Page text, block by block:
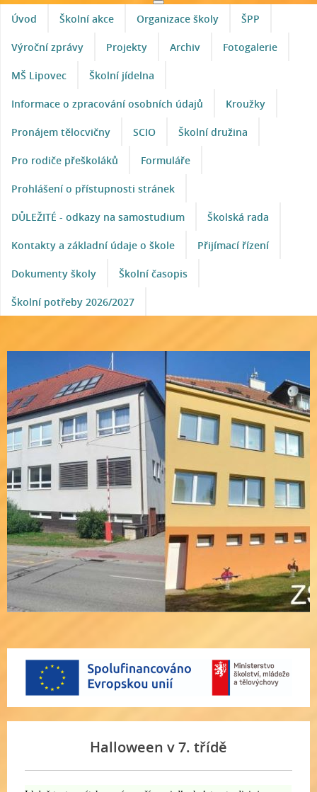
Úvod Školní akce Organizace školy ŠPP
Výroční zprávy Projekty Archiv Fotogalerie
MŠ Lipovec Školní jídelna
Informace o zpracování osobních údajů Kroužky
Pronájem tělocvičny SCIO Školní družina
Pro rodiče přeškoláků Formuláře
Prohlášení o přístupnosti stránek
DŮLEŽITÉ - odkazy na samostudium Školská rada
Kontakty a základní údaje o škole Přijímací řízení
Dokumenty školy Školní časopis
Školní potřeby 2026/2027
Halloween v 7. třídě